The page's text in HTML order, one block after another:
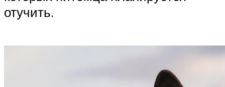
отучить.